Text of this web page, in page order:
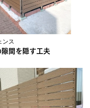
ンス
間を隠す工夫